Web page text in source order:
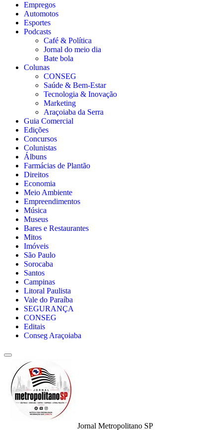
Empregos
Automotos
Esportes
Podcasts
Café & Política
Jornal do meio dia
Bate bola
Colunas
CONSEG
Saúde & Bem-Estar
Tecnologia & Inovação
Marketing
Araçoiaba da Serra
Guia Comercial
Edições
Concursos
Colunistas
Álbuns
Farmácias de Plantão
Direitos
Economia
Meio Ambiente
Empreendimentos
Música
Museus
Bares e Restaurantes
Mitos
Imóveis
São Paulo
Sorocaba
Santos
Campinas
Litoral Paulista
Vale do Paraíba
SEGURANÇA
CONSEG
Editais
Conseg Araçoiaba
Jornal Metropolitano SP